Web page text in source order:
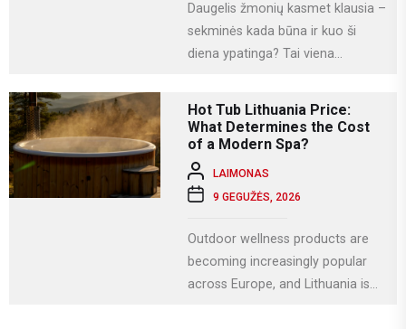
Daugelis žmonių kasmet klausia –
sekminės kada būna ir kuo ši
diena ypatinga? Tai viena
Hot Tub Lithuania Price:
What Determines the Cost
of a Modern Spa?
LAIMONAS
9 GEGUŽĖS, 2026
Outdoor wellness products are
becoming increasingly popular
across Europe, and Lithuania is